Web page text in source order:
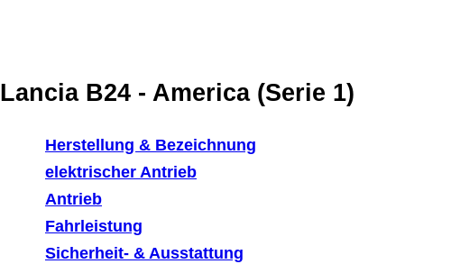
Lancia B24 - America (Serie 1)
Herstellung & Bezeichnung
elektrischer Antrieb
Antrieb
Fahrleistung
Sicherheit- & Ausstattung